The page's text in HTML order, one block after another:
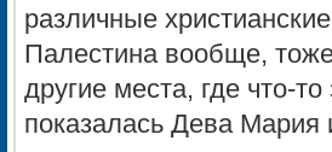
различные
Палестина вообще,
другие места, где что-
показалась Дева Мария